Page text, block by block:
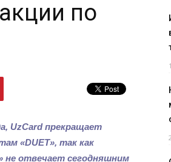
по
UzCard прекращает
«DUET», так как
не отвечает сегодняшним